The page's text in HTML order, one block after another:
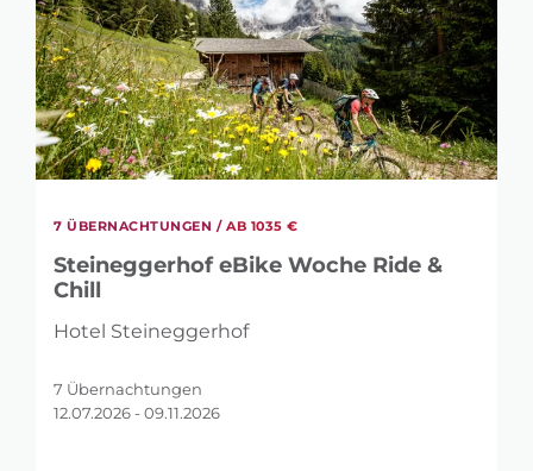
7 ÜBERNACHTUNGEN / AB 1035 €
Steineggerhof eBike Woche Ride &
Chill
Hotel Steineggerhof
7 Übernachtungen
12.07.2026 - 09.11.2026